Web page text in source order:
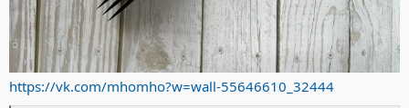
https://vk.com/mhomho?w=wall-55646610_32444